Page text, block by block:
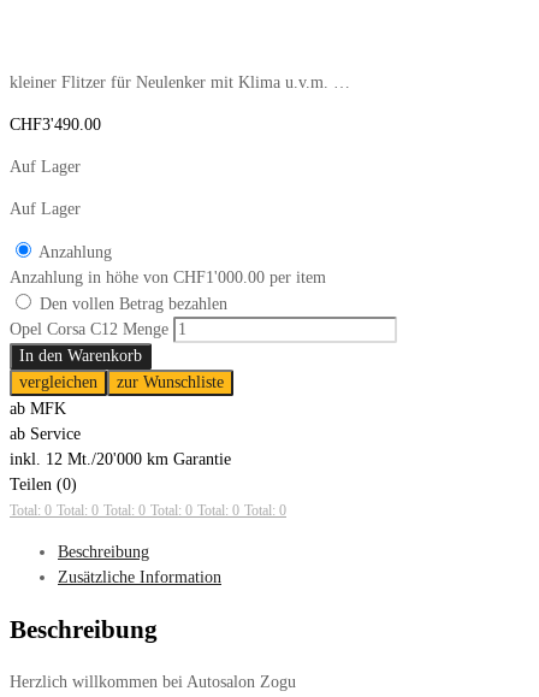
kleiner Flitzer für Neulenker mit Klima u.v.m. …
CHF3'490.00
Auf Lager
Auf Lager
Anzahlung
Anzahlung in höhe von CHF1'000.00 per item
Den vollen Betrag bezahlen
Opel Corsa C12 Menge
In den Warenkorb
vergleichen
zur Wunschliste
ab MFK
ab Service
inkl. 12 Mt./20'000 km Garantie
Teilen (0)
Total: 0 Total: 0 Total: 0 Total: 0 Total: 0 Total: 0
Beschreibung
Zusätzliche Information
Beschreibung
Herzlich willkommen bei Autosalon Zogu